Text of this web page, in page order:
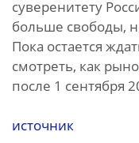
суверенитету
больше свободы,
Пока остается
смотреть, как
после 1 сентября
источник